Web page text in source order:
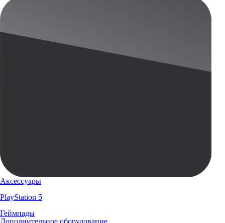
Аксессуары
PlayStation 5
Геймпады
Дополнительное оборудование